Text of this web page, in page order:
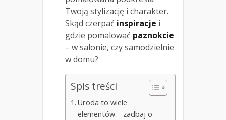
Twoją stylizację i charakter.
Skąd czerpać inspiracje i
gdzie pomalować paznokcie
– w salonie, czy samodzielnie
w domu?
Spis treści
Uroda to wiele
elementów – zadbaj o